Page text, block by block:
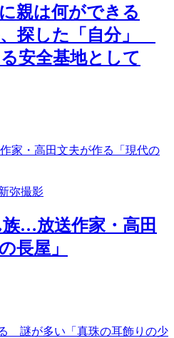
親は何ができる
探した「自分」
安全基地として
家・高田文夫が作る「現代の
…放送作家・高田
長屋」
謎が多い「真珠の耳飾りの少